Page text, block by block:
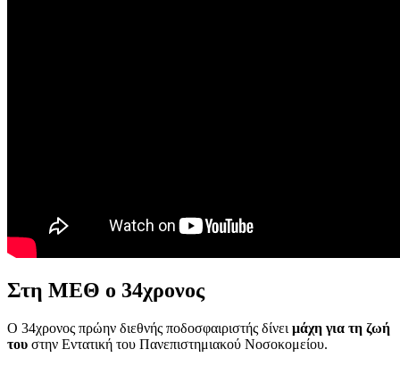
Στη ΜΕΘ ο 34χρονος
Ο 34χρονος πρώην διεθνής ποδοσφαιριστής δίνει μάχη για τη ζωή
του στην Εντατική του Πανεπιστημιακού Νοσοκομείου.